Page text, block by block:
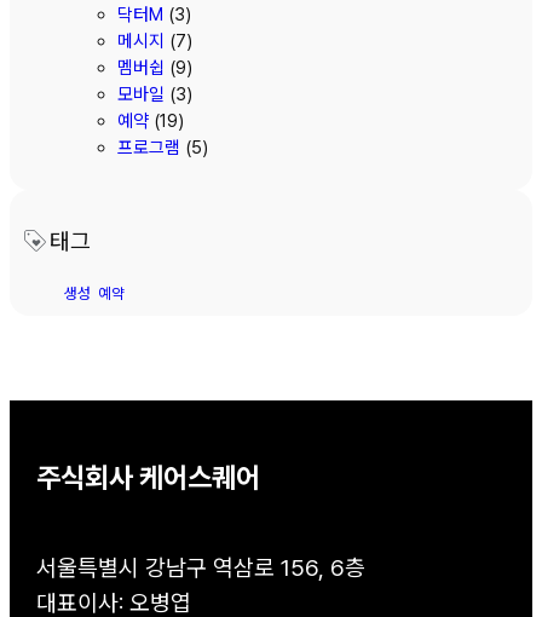
닥터M (3)
메시지 (7)
멤버쉽 (9)
모바일 (3)
예약(19)
프로그램 (5)
태그
생성 예약
주식회사 케어스퀘어
서울특별시 강남구 역삼로 156, 6층
대표이사: 오병엽